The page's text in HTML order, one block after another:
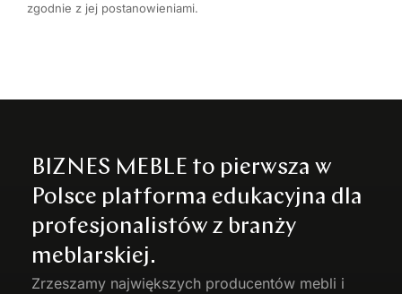
zgodnie z jej postanowieniami.
BIZNES MEBLE to pierwsza w
Polsce platforma edukacyjna dla
profesjonalistów z branży
meblarskiej.
Zrzeszamy największych producentów mebli i